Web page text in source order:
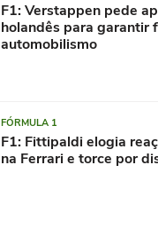
F1: Verstappen pede
holandês para garantir
automobilismo
FÓRMULA 1
F1: Fittipaldi elogia
na Ferrari e torce por